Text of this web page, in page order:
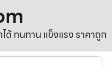
ทนทาน แข็งแรง ราคาถูก